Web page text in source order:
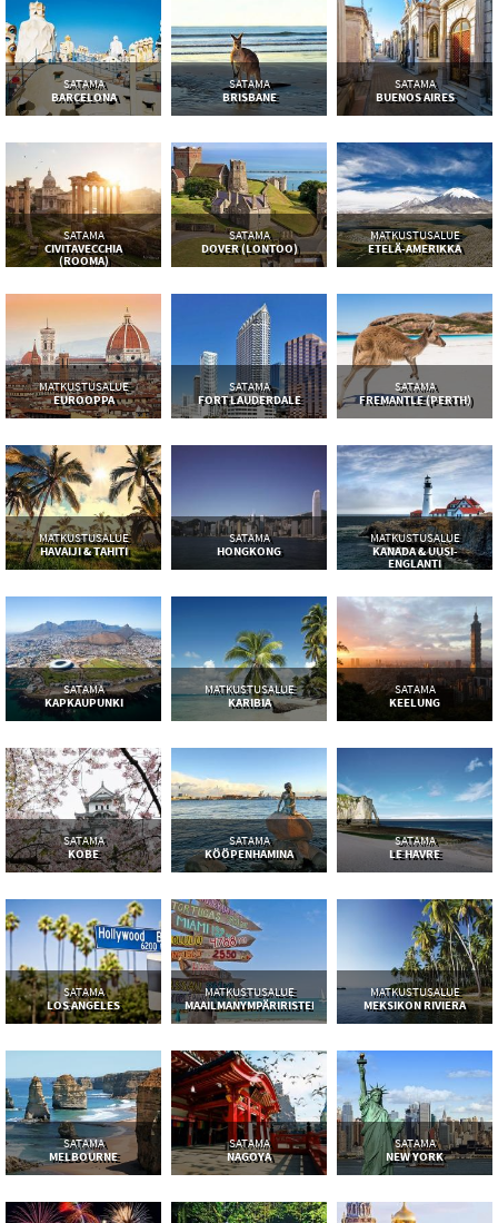
SATAMA
BARCELONA
SATAMA
BRISBANE
SATAMA
BUENOS AIRES
SATAMA
CIVITAVECCHIA
(ROOMA)
SATAMA
DOVER (LONTOO)
MATKUSTUSALUE
ETELÄ-AMERIKKA
MATKUSTUSALUE
EUROOPPA
SATAMA
FORT LAUDERDALE
SATAMA
FREMANTLE (PERTH)
MATKUSTUSALUE
HAVAIJI & TAHITI
SATAMA
HONGKONG
MATKUSTUSALUE
KANADA & UUSI-
ENGLANTI
SATAMA
KAPKAUPUNKI
MATKUSTUSALUE
KARIBIA
SATAMA
KEELUNG
SATAMA
KOBE
SATAMA
KÖÖPENHAMINA
SATAMA
LE HAVRE
SATAMA
LOS ANGELES
MATKUSTUSALUE
MAAILMANYMPÄRIRISTEILY
MATKUSTUSALUE
MEKSIKON RIVIERA
SATAMA
MELBOURNE
SATAMA
NAGOYA
SATAMA
NEW YORK